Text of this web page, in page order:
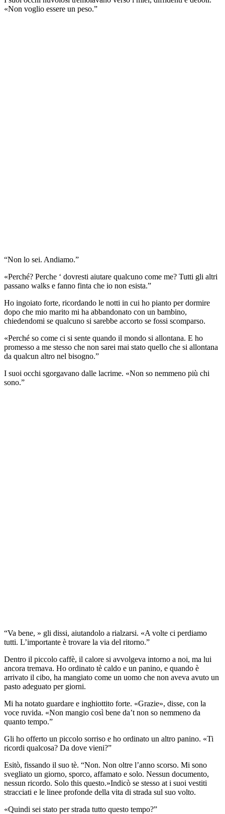
«Non voglio essere un peso.”
“Non lo sei. Andiamo.”
«Perché? Perche ‘ dovresti aiutare qualcuno come me? Tutti gli altri
passano walks e fanno finta che io non esista.”
Ho ingoiato forte, ricordando le notti in cui ho pianto per dormire
dopo che mio marito mi ha abbandonato con un bambino,
chiedendomi se qualcuno si sarebbe accorto se fossi scomparso.
«Perché so come ci si sente quando il mondo si allontana. E ho
promesso a me stesso che non sarei mai stato quello che si allontana
da qualcun altro nel bisogno.”
I suoi occhi sgorgavano dalle lacrime. «Non so nemmeno più chi
sono.”
“Va bene, » gli dissi, aiutandolo a rialzarsi. «A volte ci perdiamo
tutti. L’importante è trovare la via del ritorno.”
Dentro il piccolo caffè, il calore si avvolgeva intorno a noi, ma lui
ancora tremava. Ho ordinato tè caldo e un panino, e quando è
arrivato il cibo, ha mangiato come un uomo che non aveva avuto un
pasto adeguato per giorni.
Mi ha notato guardare e inghiottito forte. «Grazie», disse, con la
voce ruvida. «Non mangio così bene da’t non so nemmeno da
quanto tempo.”
Gli ho offerto un piccolo sorriso e ho ordinato un altro panino. «Ti
ricordi qualcosa? Da dove vieni?”
Esitò, fissando il suo tè. “Non. Non oltre l’anno scorso. Mi sono
svegliato un giorno, sporco, affamato e solo. Nessun documento,
nessun ricordo. Solo this questo.»Indicò se stesso at i suoi vestiti
stracciati e le linee profonde della vita di strada sul suo volto.
«Quindi sei stato per strada tutto questo tempo?”